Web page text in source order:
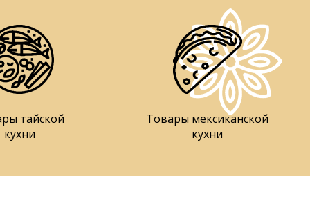
тайской
кухни
Товары мексиканской
кухни